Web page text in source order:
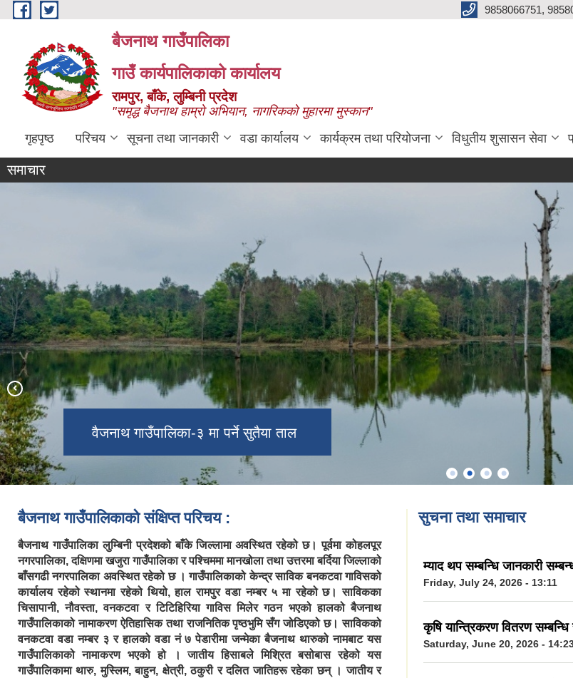
Skip to main content 9858066751,
बैजनाथ गाउँपालिका
गाउँ कार्यपालिकाको कार्यालय
रामपुर, बाँके, लुम्बिनी प्रदेश
"समृद्ध बैजनाथ हाम्रो अभियान, नागरिकको मुहारमा मुस्कान"
गृहपृष्ठ परिचय सूचना तथा जानकारी वडा कार्यालय कार्यक्रम तथा परियोजना विधुतीय शुसासन सेवा
समाचार
जनप्रतिनिधि ज्यूहरुको सामुहिक तस्वीर
वैजनाथ गाउँपालिका-३ मा पर्ने सुतैया ताल
गावर अस्ट्रीच फारम
गावर होमस्टे
बैजनाथ गाउँपालिकाको संक्षिप्त परिचय :
बैजनाथ गाउँपालिका लुम्बिनी प्रदेशको बाँके जिल्लामा अवस्थित रहेको छ। पूर्वमा कोहलपूर
नगरपालिका, दक्षिणमा खजुरा गाउँपालिका र पश्चिममा मानखोला तथा उत्तरमा बर्दिया जिल्लाको
बाँसगढी नगरपालिका अवस्थित रहेको छ । गाउँपालिकाको केन्द्र साविक बनकटवा गाविसको
कार्यालय रहेको स्थानमा रहेको थियो, हाल रामपुर वडा नम्बर ५ मा रहेको छ। साविकका
चिसापानी, नौवस्ता, वनकटवा र टिटिहिरिया गाविस मिलेर गठन भएको हालको बैजनाथ
गाउँपालिकाको नामाकरण ऐतिहासिक तथा राजनितिक पृष्ठभुमि सँग जोडिएको छ। साविकको
वनकटवा वडा नम्बर ३ र हालको वडा नं ७ पेडारीमा जन्मेका बैजनाथ थारुको नामबाट यस
गाउँपालिकाको नामाकरण भएको हो । जातीय हिसाबले मिश्रित बसोबास रहेको यस
गाउँपालिकामा थारु, मुस्लिम, बाहुन, क्षेत्री, ठकुरी र दलित जातिहरू रहेका छन् । जातीय र
सुचना तथा समाचार
म्याद थप सम्बन्धि जानकारी
Friday, July 24, 2026 - 13:11
कृषि यान्त्रिकरण वितरण
Saturday, June 20, 2026 -